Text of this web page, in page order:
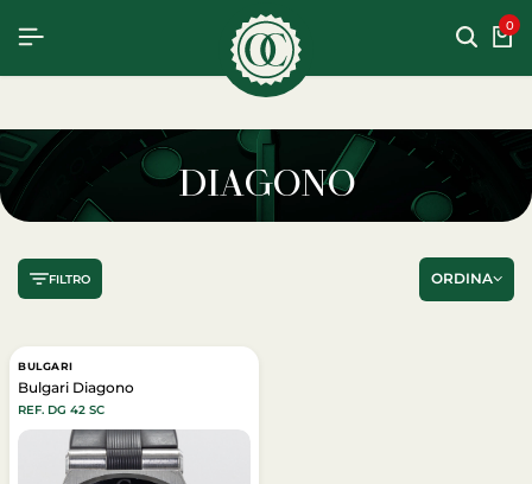
CHIAMACI WHATSAPP 0
DIAGONO
FILTRO ORDINA
BULGARI
Bulgari Diagono
REF. DG 42 SC